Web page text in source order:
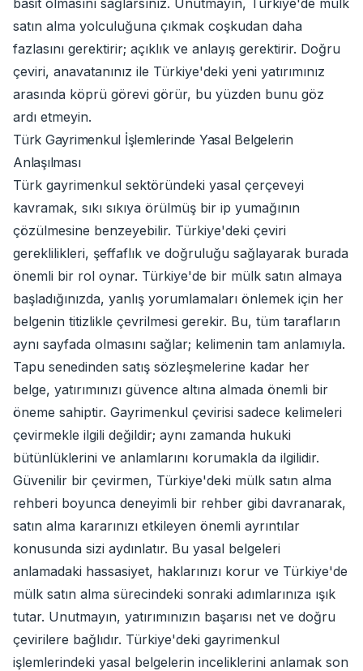
basit olmasını sağlarsınız. Unutmayın, Türkiye'de mülk
satın alma yolculuğuna çıkmak coşkudan daha
fazlasını gerektirir; açıklık ve anlayış gerektirir. Doğru
çeviri, anavatanınız ile Türkiye'deki yeni yatırımınız
arasında köprü görevi görür, bu yüzden bunu göz
ardı etmeyin.
Türk Gayrimenkul İşlemlerinde Yasal Belgelerin
Anlaşılması
Türk gayrimenkul sektöründeki yasal çerçeveyi
kavramak, sıkı sıkıya örülmüş bir ip yumağının
çözülmesine benzeyebilir. Türkiye'deki çeviri
gereklilikleri, şeffaflık ve doğruluğu sağlayarak burada
önemli bir rol oynar. Türkiye'de bir mülk satın almaya
başladığınızda, yanlış yorumlamaları önlemek için her
belgenin titizlikle çevrilmesi gerekir. Bu, tüm tarafların
aynı sayfada olmasını sağlar; kelimenin tam anlamıyla.
Tapu senedinden satış sözleşmelerine kadar her
belge, yatırımınızı güvence altına almada önemli bir
öneme sahiptir. Gayrimenkul çevirisi sadece kelimeleri
çevirmekle ilgili değildir; aynı zamanda hukuki
bütünlüklerini ve anlamlarını korumakla da ilgilidir.
Güvenilir bir çevirmen, Türkiye'deki mülk satın alma
rehberi boyunca deneyimli bir rehber gibi davranarak,
satın alma kararınızı etkileyen önemli ayrıntılar
konusunda sizi aydınlatır. Bu yasal belgeleri
anlamadaki hassasiyet, haklarınızı korur ve Türkiye'de
mülk satın alma sürecindeki sonraki adımlarınıza ışık
tutar. Unutmayın, yatırımınızın başarısı net ve doğru
çevirilere bağlıdır. Türkiye'deki gayrimenkul
işlemlerindeki yasal belgelerin inceliklerini anlamak son